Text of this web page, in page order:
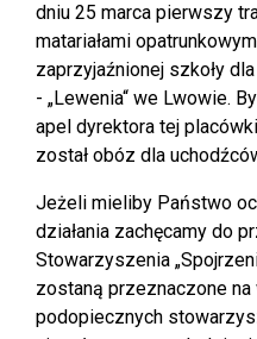
dniu 25 marca pierwszy
matariałami
zaprzyjaźnionej szkoły
- „Lewenia“ we Lwowie.
apel dyrektora tej
został obóz dla
Jeżeli mieliby Państwo
działania zachęcamy do
Stowarzyszenia
zostaną przeznaczone
podopiecznych